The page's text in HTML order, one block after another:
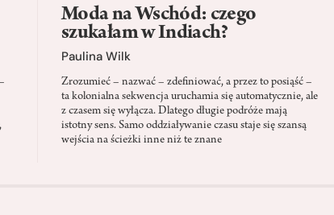
Moda na Wschód: czego
szukałam w Indiach?
Paulina Wilk
Zrozumieć – nazwać – zdefiniować, a przez to posiąść –
ta kolonialna sekwencja uruchamia się automatycznie, ale
z czasem się wyłącza. Dlatego długie podróże mają
istotny sens. Samo oddziaływanie czasu staje się szansą
wejścia na ścieżki inne niż te znane